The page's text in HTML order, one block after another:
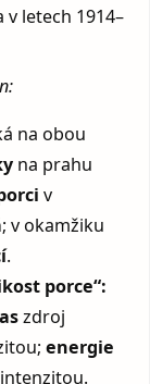
v letech 1914–
na obou
na prahu
v
; v okamžiku
.
porce“:
zdroj
energie